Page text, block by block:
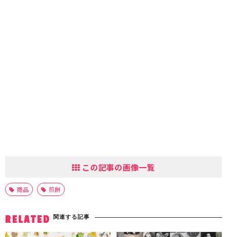
この記事の画像一覧
商品 煎餅
RELATED 関連する記事